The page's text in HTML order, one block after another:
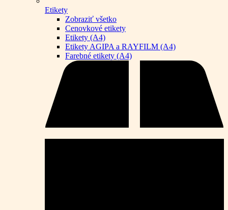
Etikety
Zobraziť všetko
Cenovkové etikety
Etikety (A4)
Etikety AGIPA a RAYFILM (A4)
Farebné etikety (A4)